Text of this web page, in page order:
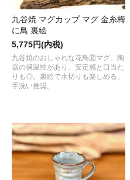
九谷焼 マグカップ マグ 金糸梅
に鳥 裏絵
5,775円(内税)
九谷焼のおしゃれな花鳥図マグ。陶
器の保温性があり、安定感と口当た
りも◎。裏絵で水切りも楽しめる。
手洗い推奨。